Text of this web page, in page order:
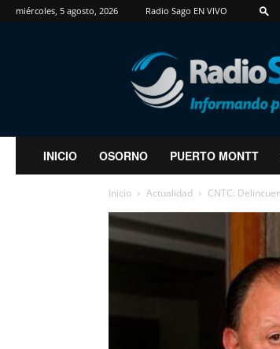
miércoles, 5 agosto, 2026 Radio Sago EN VIVO
RadioSago
INICIO OSORNO PUERTO MONTT
Inicio Actualidad CNTC: